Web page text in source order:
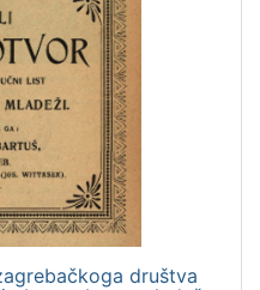
društva